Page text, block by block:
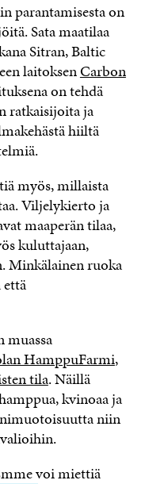
parantamisesta on
Sata maatilaa
Sitran, Baltic
laitoksenCarbon
on tehdä
ratkaisijoita ja
hiiltä
myös, millaista
Viljelykierto ja
maaperän tilaa,
kuluttajaan,
Minkälainen ruoka
muassa
HamppuFarmi,
tila. Näillä
kvinoaa ja
niin
voi miettiä